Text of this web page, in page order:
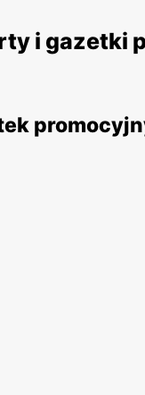
i gazetki